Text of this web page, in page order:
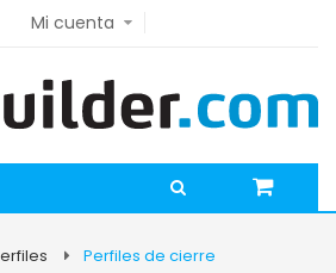
Mi cuenta
Perfiles de cierre